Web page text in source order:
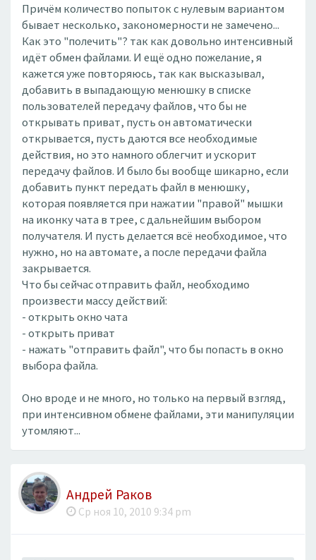
Причём количество попыток с нулевым вариантом
бывает несколько, закономерности не замечено...
Как это "полечить"? так как довольно интенсивный
идёт обмен файлами. И ещё одно пожелание, я
кажется уже повторяюсь, так как высказывал,
добавить в выпадающую менюшку в списке
пользователей передачу файлов, что бы не
открывать приват, пусть он автоматически
открывается, пусть даются все необходимые
действия, но это намного облегчит и ускорит
передачу файлов. И было бы вообще шикарно, если
добавить пункт передать файл в менюшку,
которая появляется при нажатии "правой" мышки
на иконку чата в трее, с дальнейшим выбором
получателя. И пусть делается всё необходимое, что
нужно, но на автомате, а после передачи файла
закрывается.
Что бы сейчас отправить файл, необходимо
произвести массу действий:
- открыть окно чата
- открыть приват
- нажать "отправить файл", что бы попасть в окно
выбора файла.
Оно вроде и не много, но только на первый взгляд,
при интенсивном обмене файлами, эти манипуляции
утомляют...
Андрей Раков
Ср ноя 10, 2010 9:34 pm